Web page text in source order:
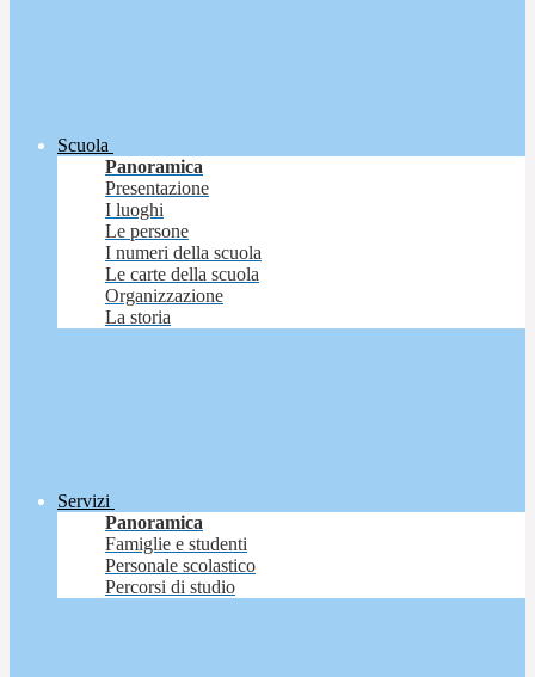
Scuola
Panoramica
Presentazione
I luoghi
Le persone
I numeri della scuola
Le carte della scuola
Organizzazione
La storia
Servizi
Panoramica
Famiglie e studenti
Personale scolastico
Percorsi di studio